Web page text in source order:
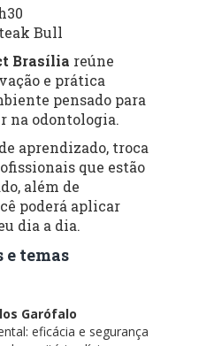
Bull
Brasília reúne
e prática
pensado para
na odontologia.
aprendizado, troca
que estão
além de
poderá aplicar
dia a dia.
e temas
Garófalo
eficácia e segurança